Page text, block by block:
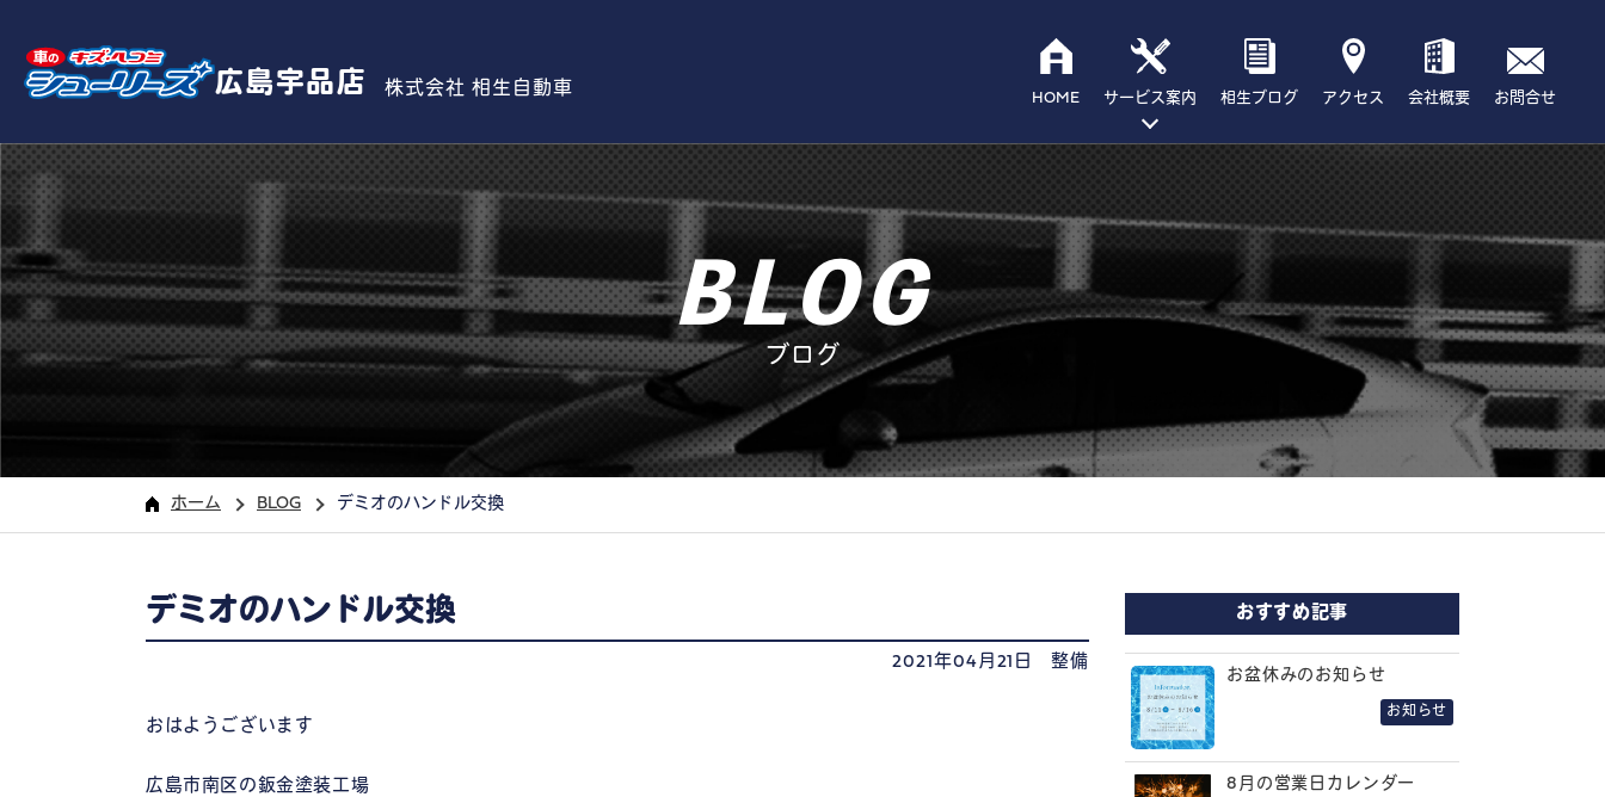
広島宇品店 株式会社 相生自動車 HOME サービス案内 相生ブログ アクセス 会社概要 お問合せ
BLOG
ブログ
ホーム BLOG デミオのハンドル交換
デミオのハンドル交換
2021年04月21日 整備
おはようございます
広島市南区の鈑金塗装工場
おすすめ記事
お盆休みのお知らせ
お知らせ
8月の営業日カレンダー